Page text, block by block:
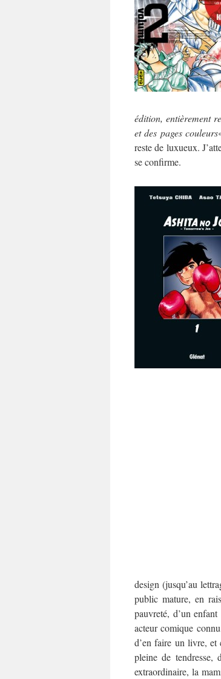
édition, entièrement
et des pages couleurs
reste de luxueux.
se confirme.
design (jusqu’au
public mature, en
pauvreté, d’un
acteur comique
d’en faire un livre, et
pleine de tendresse,
extraordinaire, la